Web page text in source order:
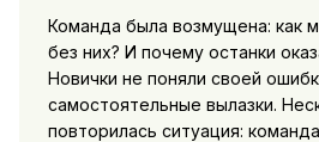
Команда была возмущена: как
без них? И почему останки
Новички не поняли своей
самостоятельные вылазки.
повторилась ситуация: